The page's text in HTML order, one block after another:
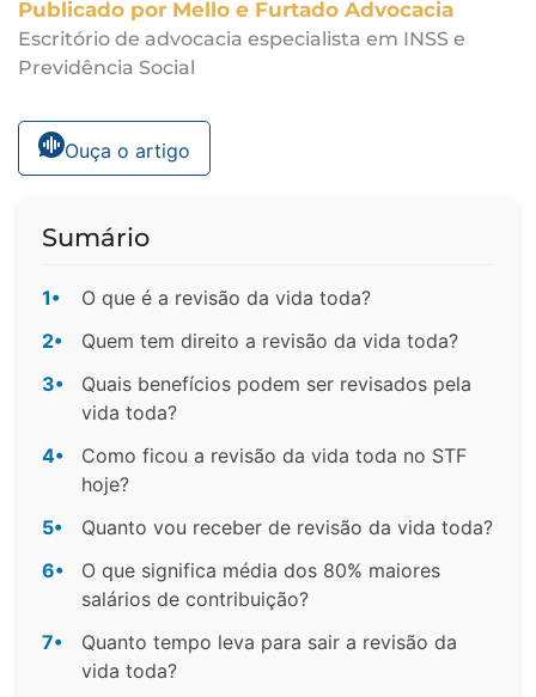
Publicado por Mello e Furtado Advocacia
Escritório de advocacia especialista em INSS e
Previdência Social
Ouça o artigo
Sumário
1•
O que é a revisão da vida toda?
2•
Quem tem direito a revisão da vida toda?
3•
Quais benefícios podem ser revisados pela
vida toda?
4•
Como ficou a revisão da vida toda no STF
hoje?
5•
Quanto vou receber de revisão da vida toda?
6•
O que significa média dos 80% maiores
salários de contribuição?
7•
Quanto tempo leva para sair a revisão da
vida toda?